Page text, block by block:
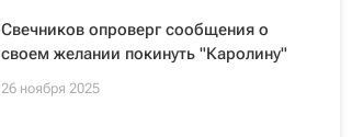
Свечников опроверг сообщения о
своем желании покинуть "Каролину"
26 ноября 2025